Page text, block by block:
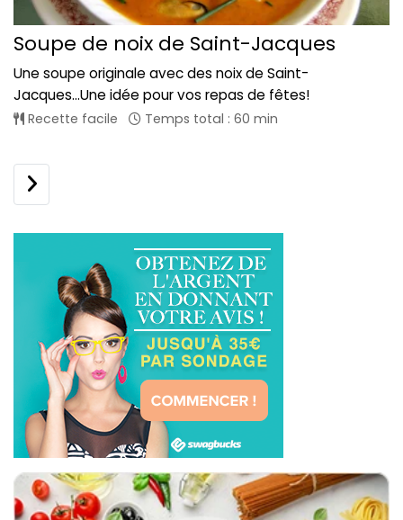
Soupe de noix de Saint-Jacques
Une soupe originale avec des noix de Saint-
Jacques...Une idée pour vos repas de fêtes!
Recette facile Temps total : 60 min